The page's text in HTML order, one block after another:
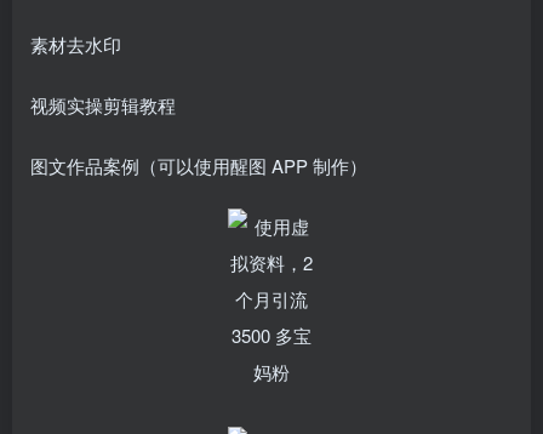
素材去水印
视频实操剪辑教程
图文作品案例（可以使用醒图 APP 制作）